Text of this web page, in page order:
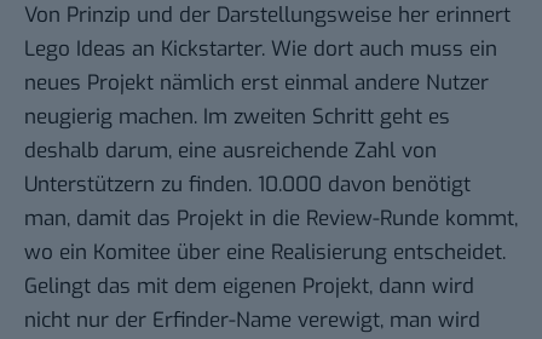
Von Prinzip und der Darstellungsweise her erinnert
Lego Ideas an Kickstarter. Wie dort auch muss ein
neues Projekt nämlich erst einmal andere Nutzer
neugierig machen. Im zweiten Schritt geht es
deshalb darum, eine ausreichende Zahl von
Unterstützern zu finden. 10.000 davon benötigt
man, damit das Projekt in die Review-Runde kommt,
wo ein Komitee über eine Realisierung entscheidet.
Gelingt das mit dem eigenen Projekt, dann wird
nicht nur der Erfinder-Name verewigt, man wird